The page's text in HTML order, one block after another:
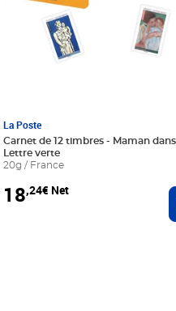
au panier
La Poste
Carnet de 12 timbres - Maman
Lettre verte
20g / France
18,24€ Net